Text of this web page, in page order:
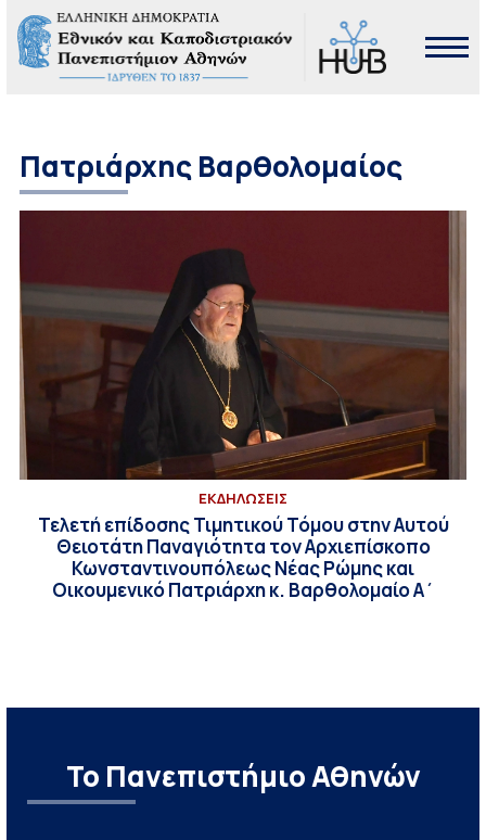
Πατριάρχης Βαρθολομαίος
ΕΚΔΗΛΩΣΕΙΣ
Τελετή επίδοσης Τιμητικού Τόμου στην Αυτού
Θειοτάτη Παναγιότητα τον Αρχιεπίσκοπο
Κωνσταντινουπόλεως Νέας Ρώμης και
Οικουμενικό Πατριάρχη κ. Βαρθολομαίο Α΄
Το Πανεπιστήμιο Αθηνών